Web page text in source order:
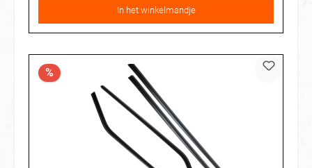
In het winkelmandje
%